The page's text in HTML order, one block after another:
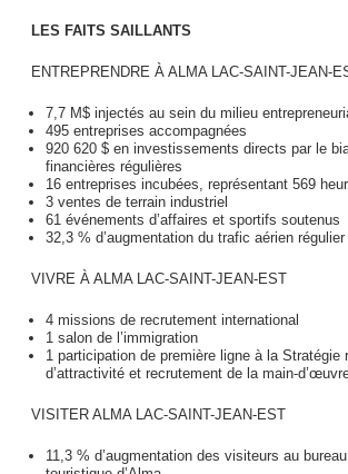
LES FAITS SAILLANTS
ENTREPRENDRE À ALMA LAC-SAINT-JEAN-
7,7 M$ injectés au sein du milieu
495 entreprises accompagnées
920 620 $ en investissements directs par le
financières régulières
16 entreprises incubées, représentant 569
3 ventes de terrain industriel
61 événements d’affaires et sportifs soutenus
32,3 % d’augmentation du trafic aérien régulier
VIVRE À ALMA LAC-SAINT-JEAN-EST
4 missions de recrutement international
1 salon de l’immigration
1 participation de première ligne à la Stratégie
d’attractivité et recrutement de la main-
VISITER ALMA LAC-SAINT-JEAN-EST
11,3 % d’augmentation des visiteurs au